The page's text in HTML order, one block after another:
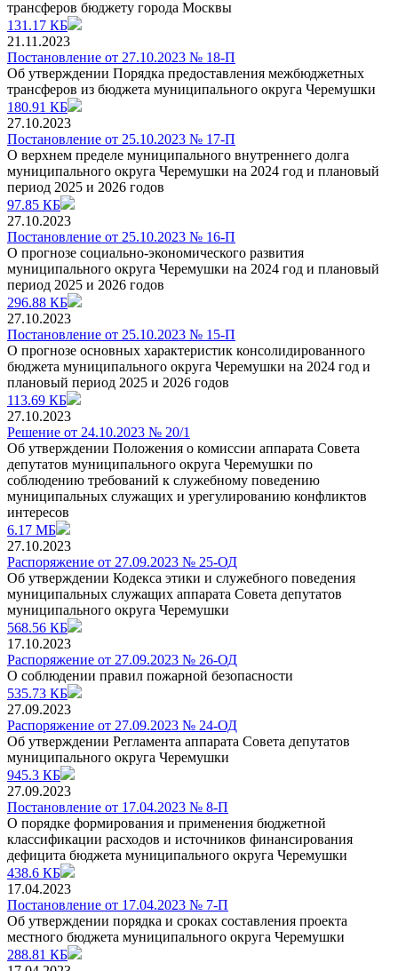
трансферов бюджету города Москвы
131.17 КБ
21.11.2023
Постановление от 27.10.2023 № 18-П
Об утверждении Порядка предоставления межбюджетных
трансферов из бюджета муниципального округа Черемушки
180.91 КБ
27.10.2023
Постановление от 25.10.2023 № 17-П
О верхнем пределе муниципального внутреннего долга
муниципального округа Черемушки на 2024 год и плановый
период 2025 и 2026 годов
97.85 КБ
27.10.2023
Постановление от 25.10.2023 № 16-П
О прогнозе социально-экономического развития
муниципального округа Черемушки на 2024 год и плановый
период 2025 и 2026 годов
296.88 КБ
27.10.2023
Постановление от 25.10.2023 № 15-П
О прогнозе основных характеристик консолидированного
бюджета муниципального округа Черемушки на 2024 год и
плановый период 2025 и 2026 годов
113.69 КБ
27.10.2023
Решение от 24.10.2023 № 20/1
Об утверждении Положения о комиссии аппарата Совета
депутатов муниципального округа Черемушки по
соблюдению требований к служебному поведению
муниципальных служащих и урегулированию конфликтов
интересов
6.17 МБ
27.10.2023
Распоряжение от 27.09.2023 № 25-ОД
Об утверждении Кодекса этики и служебного поведения
муниципальных служащих аппарата Совета депутатов
муниципального округа Черемушки
568.56 КБ
17.10.2023
Распоряжение от 27.09.2023 № 26-ОД
О соблюдении правил пожарной безопасности
535.73 КБ
27.09.2023
Распоряжение от 27.09.2023 № 24-ОД
Об утверждении Регламента аппарата Совета депутатов
муниципального округа Черемушки
945.3 КБ
27.09.2023
Постановление от 17.04.2023 № 8-П
О порядке формирования и применения бюджетной
классификации расходов и источников финансирования
дефицита бюджета муниципального округа Черемушки
438.6 КБ
17.04.2023
Постановление от 17.04.2023 № 7-П
Об утверждении порядка и сроках составления проекта
местного бюджета муниципального округа Черемушки
288.81 КБ